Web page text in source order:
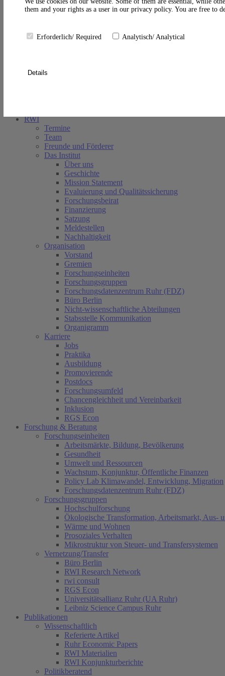
Suche schließen
RWI
Termine
Team
Freunde und Förderer
Das Institut
Über uns
Geschichte
Mission Statement
Evaluierung und Qualitätssicherung
Forschungsbeirat
Finanzierung
Satzung
Meldestellen
Nachhaltigkeit
Organisation
Vorstand
Gremien
Forschungseinheiten
Forschungsgruppen
Forschungsdatenzentrum Ruhr (FDZ)
Büro Berlin
Nicht-wissenschaftliche Abteilungen
Stabsstelle Kommunikation
Organigramm
Karriere
Jobs
Praktika
Ausbildung
Promovierende
Postdocs
Forschungsumfeld
Chancengleichheit und Vereinbarkeit
Inklusion
RGS Econ
Forschung & Beratung
Forschungseinheiten
Arbeitsmärkte, Bildung, Bevölkerung
Gesundheit
Umwelt und Ressourcen
Wachstum, Konjunktur, Öffentliche Finanzen
Policy Lab Klimawandel, Entwicklung, Migration
Forschungsdatenzentrum Ruhr (FDZ)
Forschungsgruppen
Hochschulforschung
Ökologische Transformation, Arbeitsmarkt, Aus-
Wärme und Wohnen
Prosoziales Verhalten
Mikrostruktur von Steuer- und Transfersystemen
Vernetzung/Transfer
Büro Berlin
RWI Research Network
rwi consult
RGS Econ
Universitätsallianz Ruhr (UA Ruhr)
Leibniz Science Campus Ruhr
Publikationen
Wissenschaftlich
Referierte Artikel
Ruhr Economic Papers
RWI Materialien
RWI Konjunkturberichte
Politikberatend
them and your rights as a user in our privacy policy. You are free to
Erforderlich/ Required Analytisch/ Analytical
Details